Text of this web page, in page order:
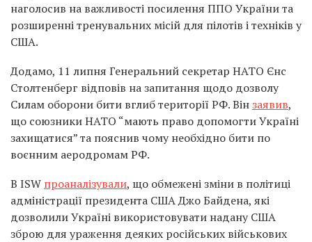
наголосив на важливості посилення ППО України та
розширенні тренувальних місій для пілотів і техніків у
США.
Додамо, 11 липня Генеральний секретар НАТО Єнс
Столтенберг відповів на запитання щодо дозволу
Силам оборони бити вглиб території РФ. Вінзаявив,
що союзники НАТО “мають право допомогти Україні
захищатися” та пояснив чому необхідно бити по
воєнним аеродромам РФ.
В ISW проаналізували, що обмежені зміни в політиці
адміністрації президента США Джо Байдена, які
дозволили Україні використовувати надану США
зброю для ураження деяких російських військових